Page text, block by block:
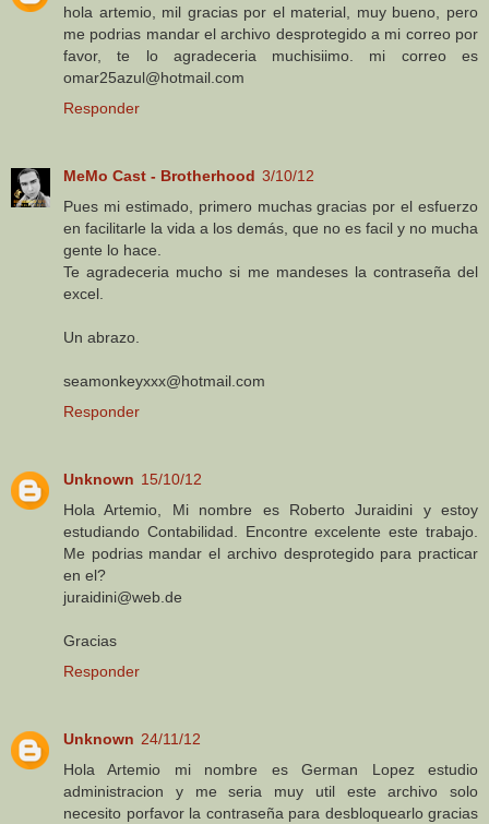
hola artemio, mil gracias por el material, muy bueno, pero
me podrias mandar el archivo desprotegido a mi correo por
favor, te lo agradeceria muchisiimo. mi correo es
omar25azul@hotmail.com
Responder
MeMo Cast - Brotherhood 3/10/12
Pues mi estimado, primero muchas gracias por el esfuerzo
en facilitarle la vida a los demás, que no es facil y no mucha
gente lo hace.
Te agradeceria mucho si me mandeses la contraseña del
excel.
Un abrazo.
seamonkeyxxx@hotmail.com
Responder
Unknown 15/10/12
Hola Artemio, Mi nombre es Roberto Juraidini y estoy
estudiando Contabilidad. Encontre excelente este trabajo.
Me podrias mandar el archivo desprotegido para practicar
en el?
juraidini@web.de
Gracias
Responder
Unknown 24/11/12
Hola Artemio mi nombre es German Lopez estudio
administracion y me seria muy util este archivo solo
necesito porfavor la contraseña para desbloquearlo gracias